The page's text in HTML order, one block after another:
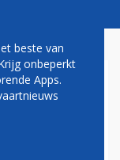
E2
beste van
onbeperkt
Apps.